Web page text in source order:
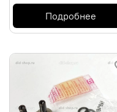
Подробнее